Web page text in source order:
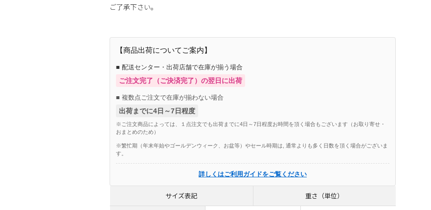
ご了承下さい。
【商品出荷についてご案内】
■ 配送センター・出荷店舗で在庫が揃う場合
ご注文完了（ご決済完了）の翌日に出荷
■ 複数点ご注文で在庫が揃わない場合
出荷までに4日～7日程度
※ご注文商品によっては、１点注文でも出荷までに4日～7日程度お時間を頂く場合もございます（お取り寄せ・
おまとめのため）
※繁忙期（年末年始やゴールデンウィーク、お盆等）やセール時期は, 通常よりも多く日数を頂く場合がございま
す。
詳しくはご利用ガイドをご覧ください
サイズ表記 重さ（単位）